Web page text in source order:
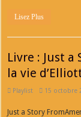
Lisez Plus
Livre : Just a
la vie
Playlist 15 octobre
Just a Story